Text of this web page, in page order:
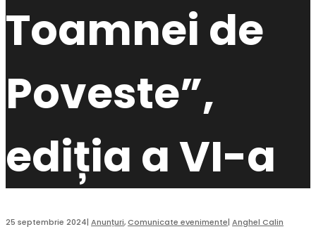
Toamnei de
Poveste”,
ediția a VI-a
25 septembrie 2024| Anunțuri,Comunicate evenimente| Anghel Calin